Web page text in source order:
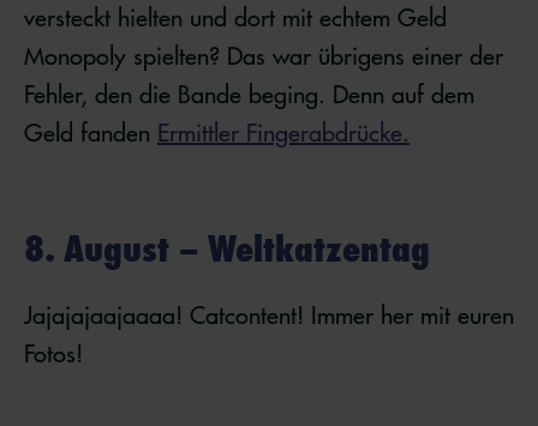
versteckt hielten und dort mit echtem Geld
Monopoly spielten? Das war übrigens einer der
Fehler, den die Bande beging. Denn auf dem
Geld fanden Ermittler Fingerabdrücke.
8. August – Weltkatzentag
Jajajajaajaaaa! Catcontent! Immer her mit euren
Fotos!